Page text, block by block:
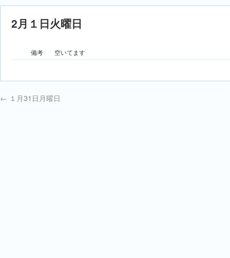
2月１日火曜日
備考 空いてます
← １月31日月曜日